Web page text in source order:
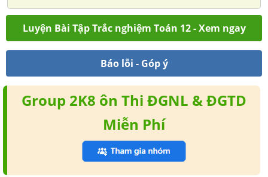
Luyện Bài Tập Trắc nghiệm Toán 12 - Xem ngay
Báo lỗi - Góp ý
Group 2K8 ôn Thi ĐGNL & ĐGTD
Miễn Phí